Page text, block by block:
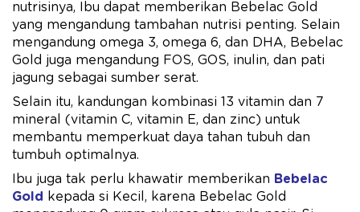
nutrisinya, Ibu dapat memberikan Bebelac Gold
yang mengandung tambahan nutrisi penting. Selain
mengandung omega 3, omega 6, dan DHA, Bebelac
Gold juga mengandung FOS, GOS, inulin, dan pati
jagung sebagai sumber serat.
Selain itu, kandungan kombinasi 13 vitamin dan 7
mineral (vitamin C, vitamin E, dan zinc) untuk
membantu memperkuat daya tahan tubuh dan
tumbuh optimalnya.
Ibu juga tak perlu khawatir memberikan Bebelac
Gold
kepada si Kecil, karena Bebelac Gold